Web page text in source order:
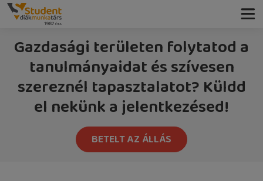
Gazdasági területen folytatod a
tanulmányaidat és szívesen
szereznél tapasztalatot? Küldd
el nekünk a jelentkezésed!
BETELT AZ ÁLLÁS